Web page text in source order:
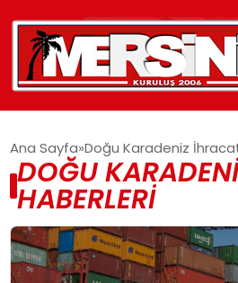
YAŞAM
GÜNCEL
SAĞLIK
Ana Sayfa Doğu Karadeniz
DOĞU
HABERLERI